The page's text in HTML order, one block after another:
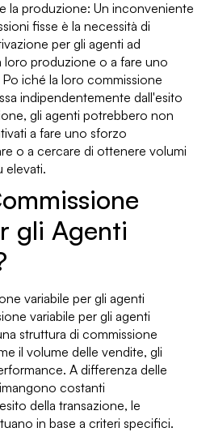
la produzione: Un inconveniente
fisse è la necessità di
per gli agenti ad
loro produzione o a fare uno
iché la loro commissione
indipendentemente dall'esito
gli agenti potrebbero non
a fare uno sforzo
o a cercare di ottenere volumi
elevati.
gli Agenti
variabile per gli agenti
variabile per gli agenti
struttura di commissione
il volume delle vendite, gli
A differenza delle
costanti
della transazione, le
in base a criteri specifici.